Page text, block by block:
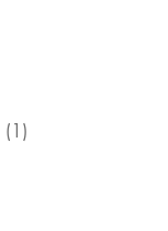
(1)